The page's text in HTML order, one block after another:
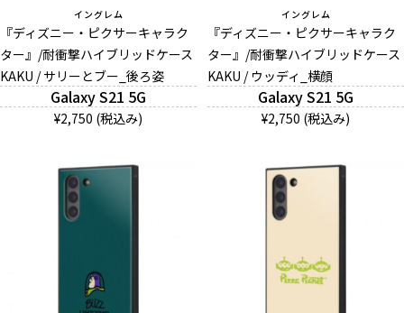
イングレム
『ディズニー・ピクサーキャラク
ター』/耐衝撃ハイブリッドケース
KAKU / サリーとブー_後ろ姿
Galaxy S21 5G
¥2,750 (税込み)
イングレム
『ディズニー・ピクサーキャラク
ター』/耐衝撃ハイブリッドケース
KAKU / ウッディ_横顔
Galaxy S21 5G
¥2,750 (税込み)